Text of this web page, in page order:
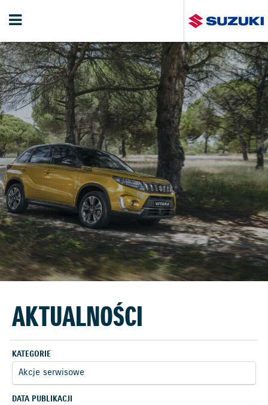
AKTUALNOŚCI
KATEGORIE
DATA PUBLIKACJI